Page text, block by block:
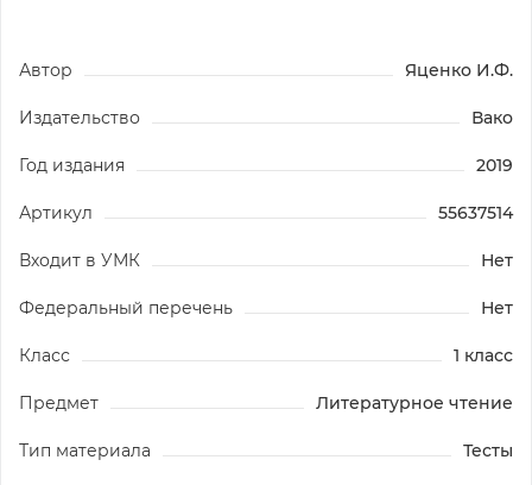
Автор Яценко И.Ф.
Издательство Вако
Год издания 2019
Артикул 55637514
Входит в УМК Нет
Федеральный перечень Нет
Класс 1 класс
Предмет Литературное чтение
Тип материала Тесты